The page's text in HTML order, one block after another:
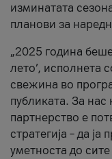
изминатата
планови за
„2025 година
лето’, исполнета
свежина во
публиката. За нас
партнерство е
стратегија – да
уметноста до